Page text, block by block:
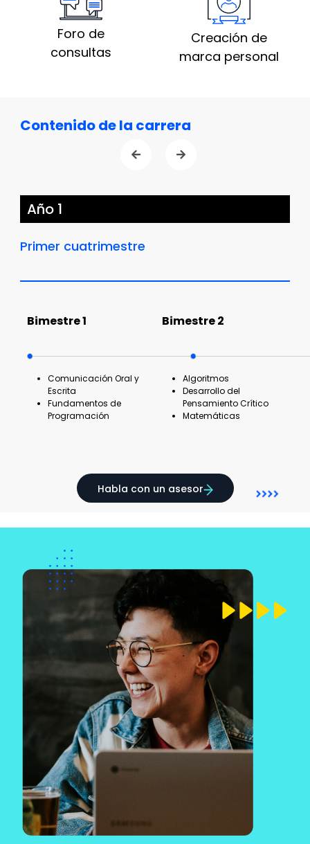
Foro de
consultas
Creación de
marca personal
Contenido de la carrera
Año 1
Primer cuatrimestre
Bimestre 1 Bimestre 2
Comunicación Oral y
Escrita
Fundamentos de
Programación
Algoritmos
Desarrollo del
Pensamiento Crítico
Matemáticas
Habla con un asesor